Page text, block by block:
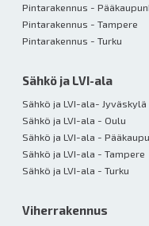
Pintarakennus -
Pintarakennus - Tampere
Pintarakennus - Turku
Sähkö ja LVI-ala
Sähkö ja LVI-ala- Jyväskylä
Sähkö ja LVI-ala - Oulu
Sähkö ja LVI-ala -
Sähkö ja LVI-ala - Tampere
Sähkö ja LVI-ala - Turku
Viherrakennus